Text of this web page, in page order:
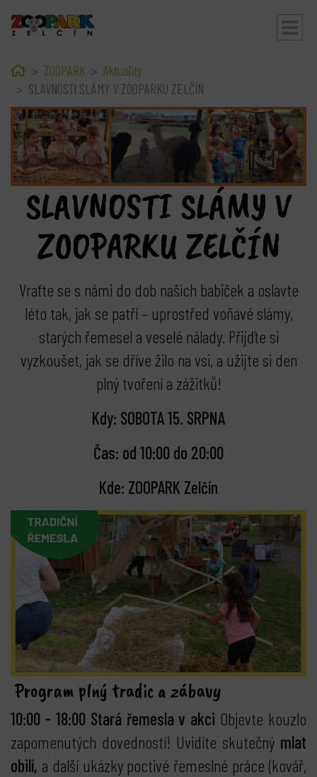
HomeZOOPARK
Aktuality
SLAVNOSTI SLÁMY V ZOOPARKU ZELČÍN
SLAVNOSTI SLÁMY V
ZOOPARKU ZELČÍN
Vraťte se s námi do dob našich babiček a oslavte
léto tak, jak se patří – uprostřed voňavé slámy,
starých řemesel a veselé nálady. Přijďte si
vyzkoušet, jak se dříve žilo na vsi, a užijte si den
plný tvoření a zážitků!
Kdy: SOBOTA 15. SRPNA
Čas: od 10:00 do 20:00
Kde: ZOOPARK Zelčín
Program plný tradic a zábavy
10:00 - 18:00 Stará řemesla v akci Objevte kouzlo
zapomenutých dovedností! Uvidíte skutečný mlat
obilí, a další ukázky poctivé řemeslné práce (kovář,